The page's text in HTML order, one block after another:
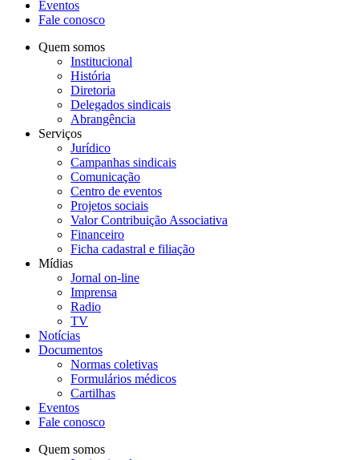
Eventos
Fale conosco
Quem somos
Institucional
História
Diretoria
Delegados sindicais
Abrangência
Serviços
Jurídico
Campanhas sindicais
Comunicação
Centro de eventos
Projetos sociais
Valor Contribuição Associativa
Financeiro
Ficha cadastral e filiação
Mídias
Jornal on-line
Imprensa
Radio
TV
Notícias
Documentos
Normas coletivas
Formulários médicos
Cartilhas
Eventos
Fale conosco
Quem somos